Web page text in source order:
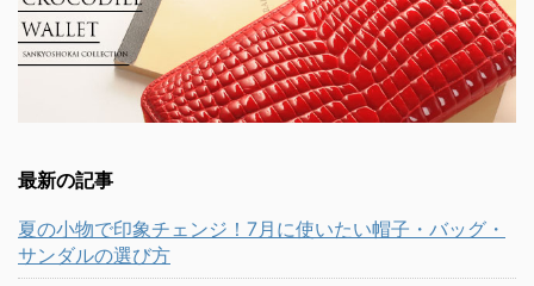
最新の記事
夏の小物で印象チェンジ！7月に使いたい帽子・バッグ・
サンダルの選び方